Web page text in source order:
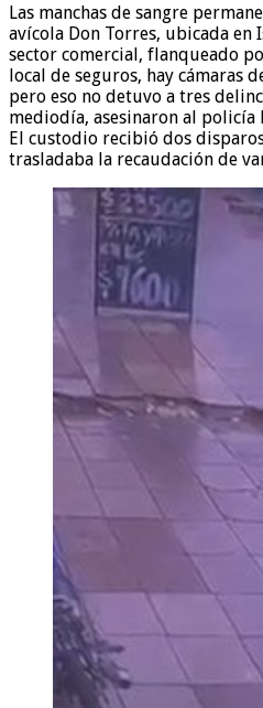
Las manchas de sangre
avícola Don Torres, ubicada en
sector comercial, flanqueado
local de seguros, hay cámaras
pero eso no detuvo a tres
mediodía, asesinaron al policía
El custodio recibió dos
trasladaba la recaudación de